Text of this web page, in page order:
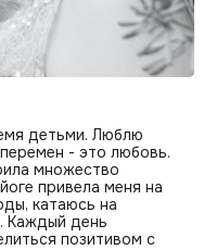
детьми. Люблю
- это любовь.
множество
привела меня на
катаюсь на
Каждый день
позитивом с